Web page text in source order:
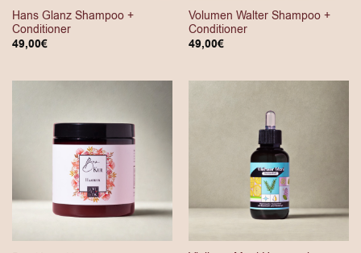
Hans Glanz Shampoo +
Conditioner
49,00€
Volumen Walter Shampoo +
Conditioner
49,00€